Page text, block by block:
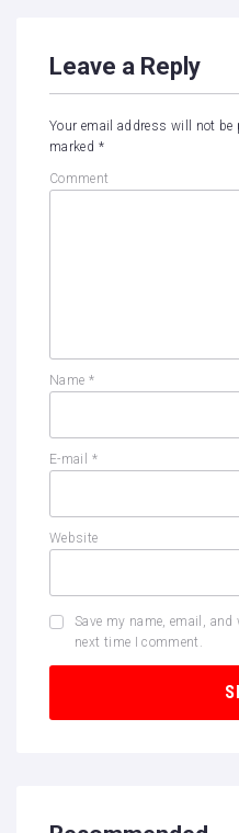
Leave a Reply
Your email address will not be
marked *
Comment
Name *
E-mail *
Website
Save my name, email,
next time I comment.